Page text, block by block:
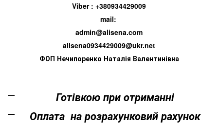
Viber : +380934429009
mail:
admin@alisena.com
alisena0934429009@ukr.net
ФОП Нечипоренко Наталія Валентинівна
Готівкою при отриманні
Оплата на розрахунковий рахунок